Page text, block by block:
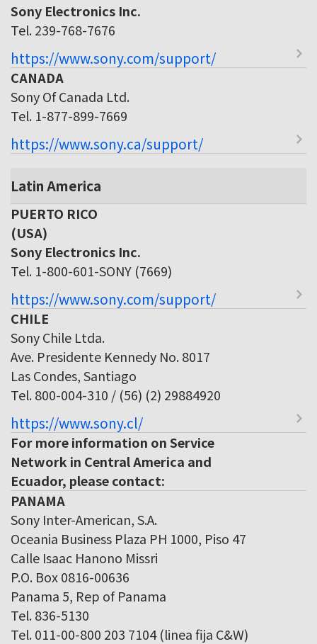
Sony Electronics Inc.
Tel. 239-768-7676
https://www.sony.com/support/
CANADA
Sony Of Canada Ltd.
Tel. 1-877-899-7669
https://www.sony.ca/support/
Latin America
PUERTO RICO
(USA)
Sony Electronics Inc.
Tel. 1-800-601-SONY (7669)
https://www.sony.com/support/
CHILE
Sony Chile Ltda.
Ave. Presidente Kennedy No. 8017
Las Condes, Santiago
Tel. 800-004-310 / (56) (2) 29884920
https://www.sony.cl/
For more information on Service
Network in Central America and
Ecuador, please contact:
PANAMA
Sony Inter-American, S.A.
Oceania Business Plaza PH 1000, Piso 47
Calle Isaac Hanono Missri
P.O. Box 0816-00636
Panama 5, Rep of Panama
Tel. 836-5130
Tel. 011-00-800 203 7104 (linea fija C&W)